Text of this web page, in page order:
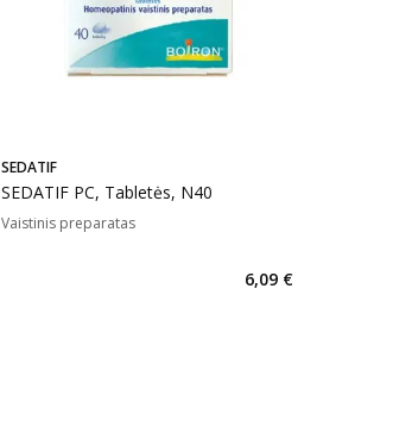
SEDATIF
SEDATIF PC, Tabletės, N40
Vaistinis preparatas
6,09 €